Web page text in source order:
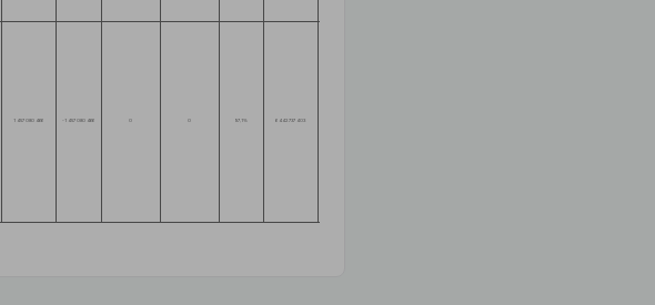
1 457 080 466 -1 457 080 466 0 0 97,1% 6 442 737 403